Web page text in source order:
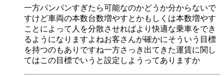
一方パンパンすぎたら可能なのかどうか分からないで
すけど車両の本数台数増やすとかもしくは本数増やす
ことによって人を分散させればより快適な乗車をでき
るようになりますよねお客さんが確かにそういう目標
を持つのもありですね一方さっき出てきた運賃に関し
てはこの目標でいうと設定しようってありますか